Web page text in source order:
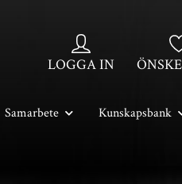
LOGGA IN
Samarbete Kunskapsbank